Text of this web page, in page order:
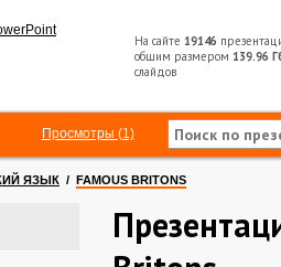
На сайте 19146
общим размером 139.96
слайдов
Просмотры (1)
ЯЗЫК / FAMOUS BRITONS